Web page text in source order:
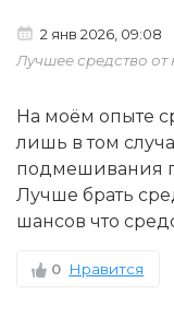
2 янв 2026, 09:08
Лучшее средство
На моём опыте
лишь в том
подмешивания
Лучше брать
шансов что
0 Нравится